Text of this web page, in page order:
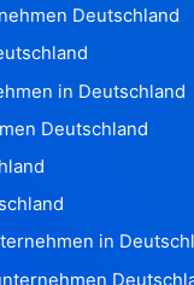
Principe 28
167.612
Deutschland
in Deutschland
Deutschland
in